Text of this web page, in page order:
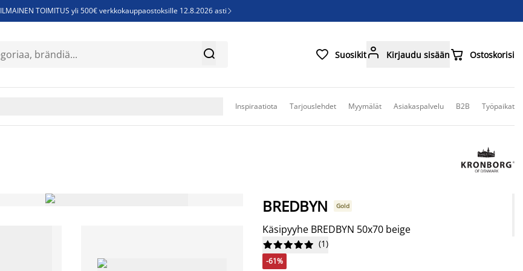
ILMAINEN TOIMITUS yli 500€ verkkokauppaostoksille 12.8.2026 asti 
Sijauspatjoja - Säästä jopa 60%   Suosikit Kirjaudu sisään Ostoskorisi
Inspiraatiota Tarjouslehdet Myymälät Asiakaspalvelu B2B Työpaikat
BREDBYN Gold
Käsipyyhe BREDBYN 50x70 beige





 (1)
-61%